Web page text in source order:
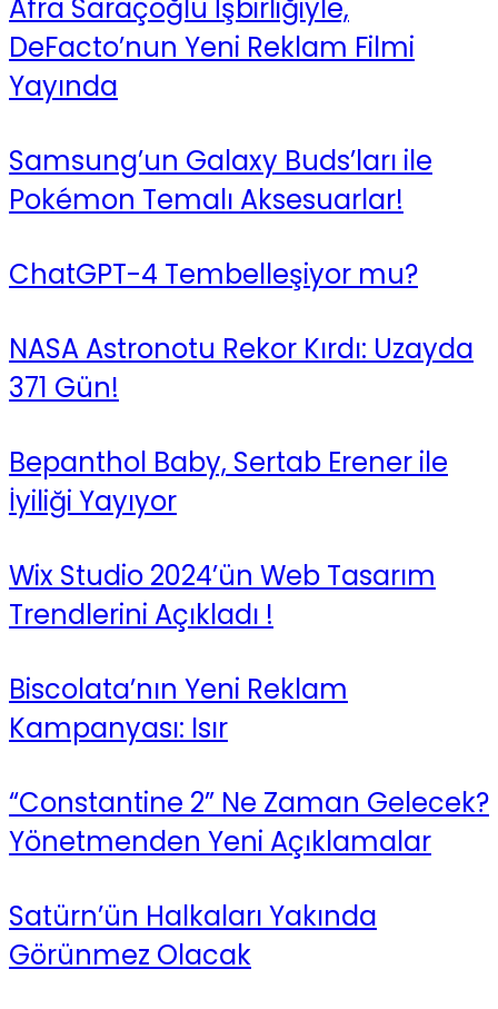
Afra Saraçoğlu İşbirliğiyle,
DeFacto’nun Yeni Reklam Filmi
Yayında
Samsung’un Galaxy Buds’ları ile
Pokémon Temalı Aksesuarlar!
ChatGPT-4 Tembelleşiyor mu?
NASA Astronotu Rekor Kırdı: Uzayda
371 Gün!
Bepanthol Baby, Sertab Erener ile
İyiliği Yayıyor
Wix Studio 2024’ün Web Tasarım
Trendlerini Açıkladı !
Biscolata’nın Yeni Reklam
Kampanyası: Isır
“Constantine 2” Ne Zaman Gelecek?
Yönetmenden Yeni Açıklamalar
Satürn’ün Halkaları Yakında
Görünmez Olacak